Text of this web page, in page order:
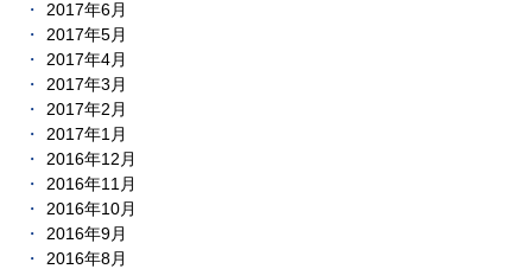
2017年6月
2017年5月
2017年4月
2017年3月
2017年2月
2017年1月
2016年12月
2016年11月
2016年10月
2016年9月
2016年8月